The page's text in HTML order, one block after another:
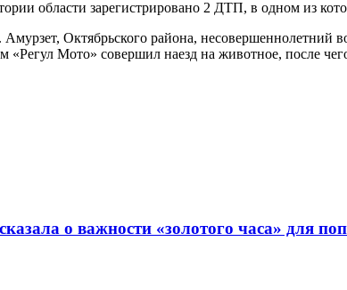
области зарегистрировано 2 ДТП, в одном из
Октябрьского района, несовершеннолетний
Мото» совершил наезд на животное, после
о важности «золотого часа» для